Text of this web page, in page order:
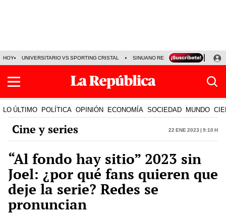
HOY UNIVERSITARIO VS SPORTING CRISTAL SINUANO RESULTADOS HOY
LO ÚLTIMO POLÍTICA OPINIÓN ECONOMÍA SOCIEDAD MUNDO
Cine y series 22 Ene 2023 | 9:10 h
“Al fondo hay sitio” 2023 sin
Joel: ¿por qué fans quieren que
deje la serie? Redes se
pronuncian